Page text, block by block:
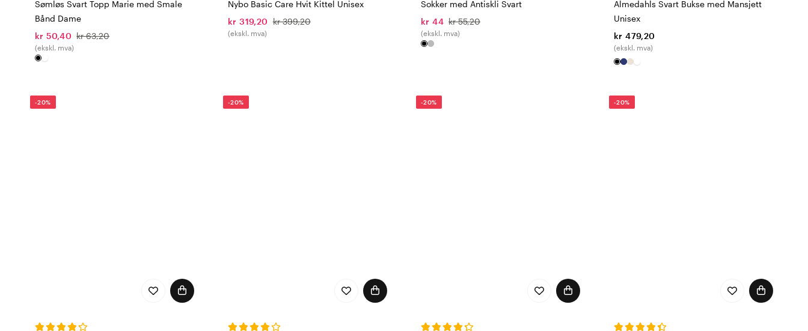
Sømløs Svart Topp Marie med Smale
Bånd Dame
kr 50,40 kr 63,20
(ekskl. mva)
Nybo Basic Care Hvit Kittel Unisex
kr 319,20 kr 399,20
(ekskl. mva)
Sokker med Antiskli Svart
kr 44 kr 55,20
(ekskl. mva)
Almedahls Svart Bukse med Mansjett
Unisex
kr 479,20
(ekskl. mva)
-20% -20% -20% -20%